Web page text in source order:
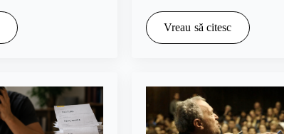
Vreau să citesc